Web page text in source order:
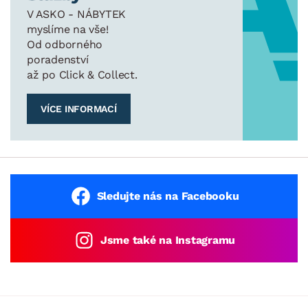
V ASKO - NÁBYTEK
myslíme na vše!
Od odborného
poradenství
až po Click & Collect.
VÍCE INFORMACÍ
Sledujte nás na Facebooku
Jsme také na Instagramu